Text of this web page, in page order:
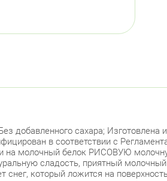
сахара; Изготовлена
в соответствии с
на молочный белок РИСОВУЮ
сладость, приятный
снег, который ложится на